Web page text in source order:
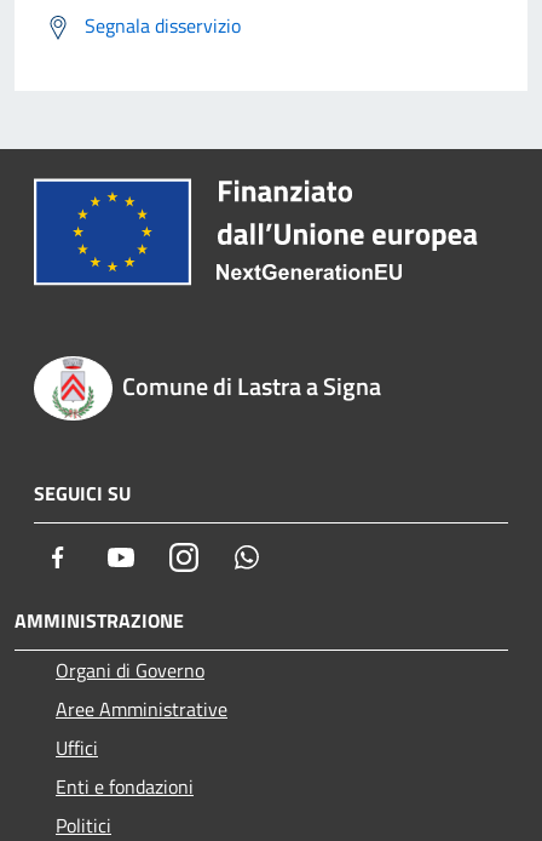
Segnala disservizio
Comune di Lastra a Signa
SEGUICI SU
Facebook YoutubeInstagram
AMMINISTRAZIONE
Organi di Governo
Aree Amministrative
Uffici
Enti e fondazioni
Politici